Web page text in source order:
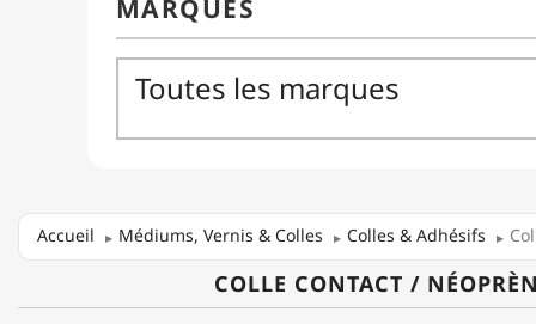
Accueil Médiums, Vernis & Colles Colles & Adhésifs
COLLE CONTACT /